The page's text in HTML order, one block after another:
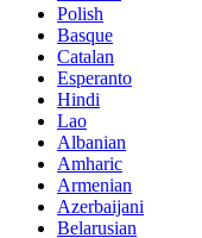
Polish
Basque
Catalan
Esperanto
Hindi
Lao
Albanian
Amharic
Armenian
Azerbaijani
Belarusian